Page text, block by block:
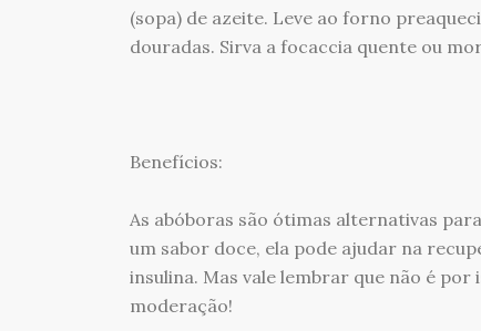
(sopa) de azeite. Leve ao forno
douradas. Sirva a focaccia quente ou
Benefícios:
As abóboras são ótimas alternativas
um sabor doce, ela pode ajudar na
insulina. Mas vale lembrar que não é
moderação!